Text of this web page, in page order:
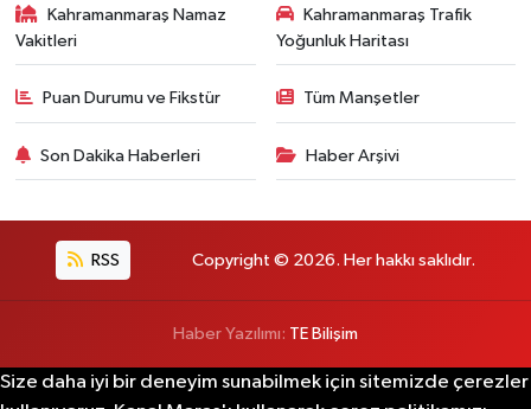
Kahramanmaraş Namaz
Vakitleri
Kahramanmaraş Trafik
Yoğunluk Haritası
Puan Durumu ve Fikstür Tüm Manşetler
Son Dakika Haberleri Haber Arşivi
RSS Copyright © 2026. Her hakkı saklıdır.
Haber Yazılımı: TE Bilişim
Size daha iyi bir deneyim sunabilmek için sitemizde çerezler